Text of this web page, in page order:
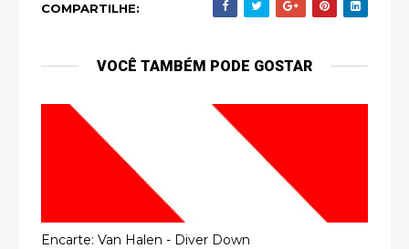
COMPARTILHE:
VOCÊ TAMBÉM PODE GOSTAR
Encarte: Van Halen - Diver Down